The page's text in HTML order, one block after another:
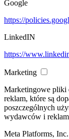
Google
https://
LinkedIN
https://
Marketing
Marketingowe pliki
reklam, które są
poszczególnych
wydawców i
Meta Platforms, Inc.